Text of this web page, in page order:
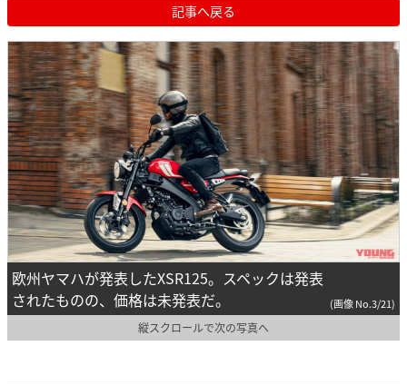
記事へ戻る
欧州ヤマハが発表したXSR125。スペックは発表
されたものの、価格は未発表だ。
(画像 No.3/21)
縦スクロールで次の写真へ